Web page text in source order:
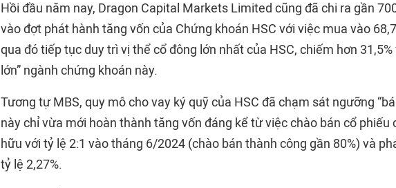
Hồi đầu năm nay, Dragon Capital Markets Limited cũng đã chi ra gần
vào đợt phát hành tăng vốn của Chứng khoán HSC với việc mua vào
qua đó tiếp tục duy trì vị thể cổ đông lớn nhất của HSC, chiếm hơn 31,5%
lớn” ngành chứng khoán này.
Tương tự MBS, quy mô cho vay ký quỹ của HSC đã chạm sát ngưỡng
này chỉ vừa mới hoàn thành tăng vốn đáng kể từ việc chào bán cổ phiếu
hữu với tỷ lệ 2:1 vào tháng 6/2024 (chào bán thành công gần 80%) và
tỷ lệ 2,27%.